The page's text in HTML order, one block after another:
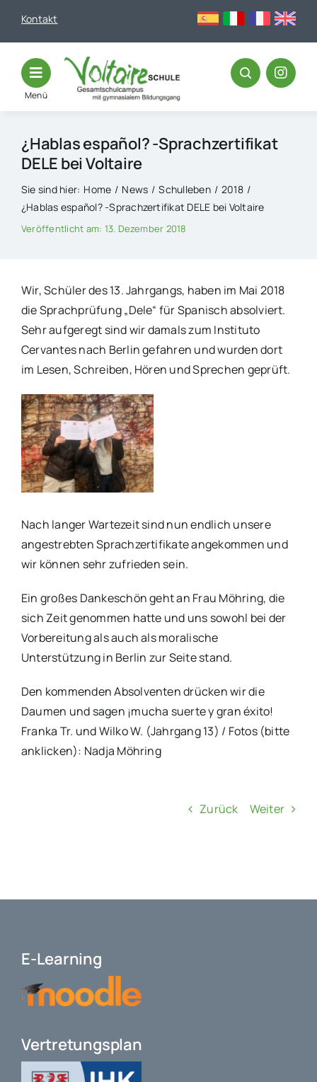
Kontakt
Menü
¿Hablas español? -Sprachzertifikat
DELE bei Voltaire
Sie sind hier: Home News Schulleben
2018
¿Hablas español? -Sprachzertifikat DELE bei Voltaire
Veröffentlicht am: 13. Dezember 2018
Wir, Schüler des 13. Jahrgangs, haben im Mai 2018
die Sprachprüfung „Dele“ für Spanisch absolviert.
Sehr aufgeregt sind wir damals zum Instituto
Cervantes nach Berlin gefahren und wurden dort
im Lesen, Schreiben, Hören und Sprechen geprüft.
Nach langer Wartezeit sind nun endlich unsere
angestrebten Sprachzertifikate angekommen und
wir können sehr zufrieden sein.
Ein großes Dankeschön geht an Frau Möhring, die
sich Zeit genommen hatte und uns sowohl bei der
Vorbereitung als auch als moralische
Unterstützung in Berlin zur Seite stand.
Den kommenden Absolventen drücken wir die
Daumen und sagen ¡mucha suerte y gran éxito!
Franka Tr. und Wilko W. (Jahrgang 13) / Fotos (bitte
anklicken): Nadja Möhring
Zurück Weiter
E-Learning
Vertretungsplan